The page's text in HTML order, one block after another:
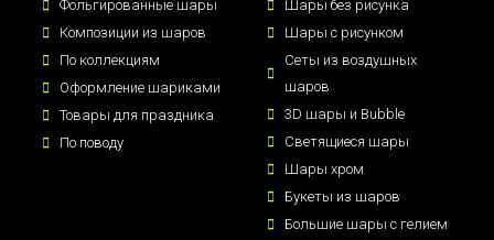
Фольгированные шары
Композиции из шаров
По коллекциям
Оформление шариками
Товары для праздника
По поводу
Шары без рисунка
Шары с рисунком
Сеты из воздушных
шаров
3D шары и Bubble
Светящиеся шары
Шары хром
Букеты из шаров
Большие шары с гелием